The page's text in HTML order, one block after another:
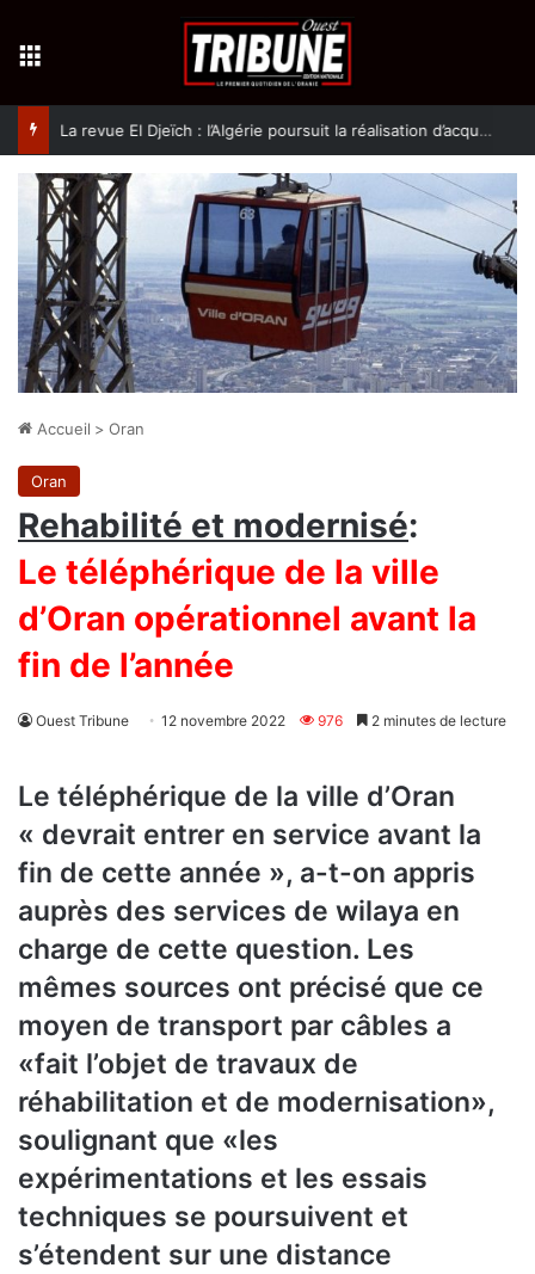
La revue El Djeïch : l’Algérie poursuit la réalisation d’acquis qualitatifs et historiques dans un climat de sécurité et de stabilité
Accueil > Oran
Oran
Rehabilité et modernisé:
Le téléphérique de la ville
d’Oran opérationnel avant la
fin de l’année
Ouest Tribune 12 novembre 2022 976 2 minutes de lecture
Le téléphérique de la ville d’Oran
« devrait entrer en service avant la
fin de cette année », a-t-on appris
auprès des services de wilaya en
charge de cette question. Les
mêmes sources ont précisé que ce
moyen de transport par câbles a
«fait l’objet de travaux de
réhabilitation et de modernisation»,
soulignant que «les
expérimentations et les essais
techniques se poursuivent et
s’étendent sur une distance